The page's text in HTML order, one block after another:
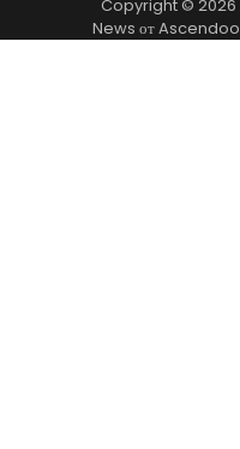
Copyright © 2026
News от